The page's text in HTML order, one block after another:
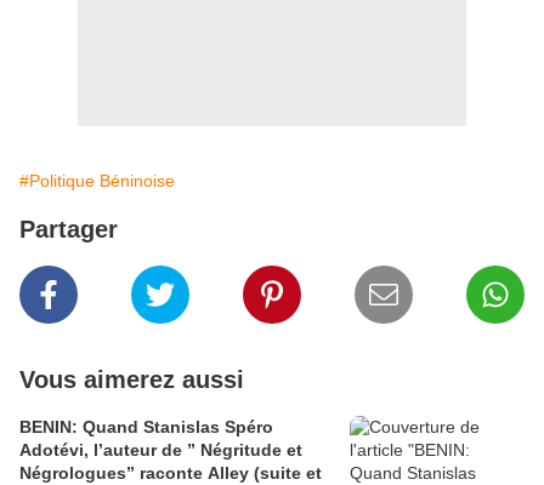
#Politique Béninoise
Partager
Vous aimerez aussi
BENIN: Quand Stanislas Spéro
Adotévi, l’auteur de ” Négritude et
Négrologues” raconte Alley (suite et